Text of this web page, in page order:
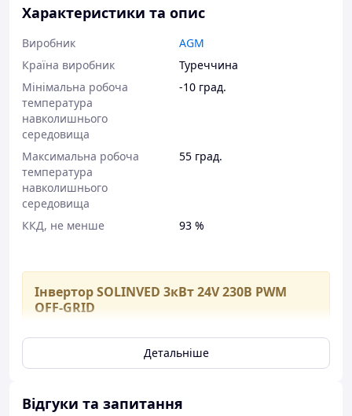
Характеристики та опис
Виробник
AGM
Країна виробник
Туреччина
Мінімальна робоча
температура
навколишнього
середовища
-10 град.
Максимальна робоча
температура
навколишнього
середовища
55 град.
ККД, не менше 93 %
Інвертор SOLINVED 3кВт 24V 230В PWM
OFF-GRID
Інвертор - пристрій для перетворення постійного
струму в змінний, або зміни частоти змінного
GRID вміє підмішувати енергію сонця в режимі он-лайн
до мережі, може працювати в системах з продажем
Детальніше
Відгуки та запитання